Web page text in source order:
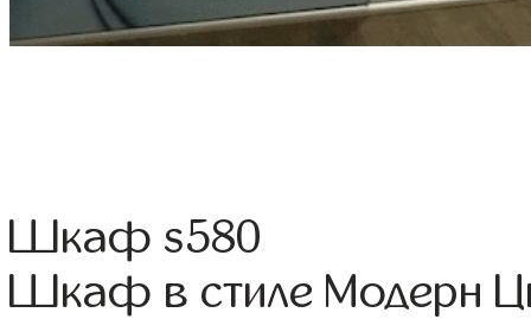
Шкаф s580
Шкаф в стиле Модерн